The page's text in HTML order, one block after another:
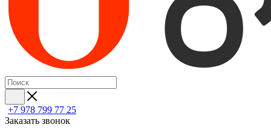
+7 978 799 77 25
Заказать звонок